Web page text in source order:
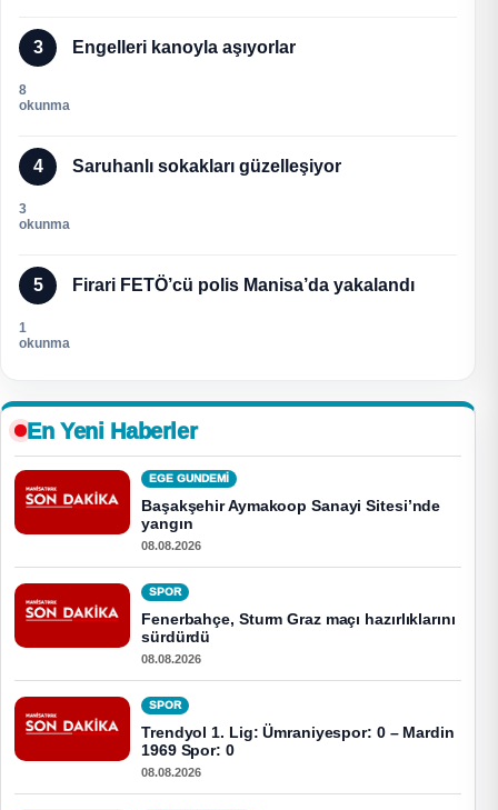
3 Engelleri kanoyla aşıyorlar
8
okunma
4 Saruhanlı sokakları güzelleşiyor
3
okunma
5 Firari FETÖ’cü polis Manisa’da yakalandı
1
okunma
En Yeni Haberler
EGE GUNDEMİ
Başakşehir Aymakoop Sanayi Sitesi’nde
yangın
08.08.2026
SPOR
Fenerbahçe, Sturm Graz maçı hazırlıklarını
sürdürdü
08.08.2026
SPOR
Trendyol 1. Lig: Ümraniyespor: 0 – Mardin
1969 Spor: 0
08.08.2026